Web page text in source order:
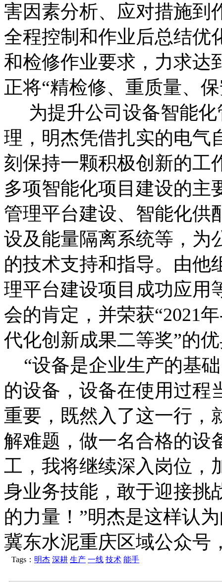
害因素分析、应对措施到
全程控制和作业后总结优
和检修作业要求，力求达
正将“精检修、重质量、
为提升公司设备智能化
理，明杰凭借扎实的电气
刻保持一颗积极创新的工
多项智能化项目建设的主
管理平台建设、智能化供
设及能量隔离系统等，为
的技术支持和指导。由他
理平台建设项目成功应用
会的肯定，并荣获“2021
代化创新成果二等奖”的
“设备是企业生产的基
的设备，设备在使用过程
重要，既然入了这一行，
解难题，做一名合格的设
工，我将继续深入岗位，
身业务技能，敢于迎接挑
的力量！”明杰是这样认
冀东水泥重庆区域公众号
Tags： 明杰 深耕 生产 一线 技术 能手